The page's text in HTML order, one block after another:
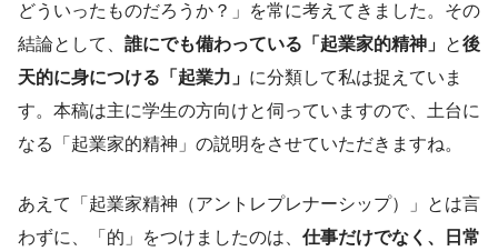
どういったものだろうか？」を常に考えてきました。その
結論として、 誰にでも備わっている「起業家的精神」 と後
天的に身につける「起業力」 に分類して私は捉えていま
す。本稿は主に学生の方向けと伺っていますので、土台に
なる「起業家的精神」の説明をさせていただきますね。
あえて「起業家精神（アントレプレナーシップ）」とは言
わずに、「的」をつけましたのは、 仕事だけでなく、日常